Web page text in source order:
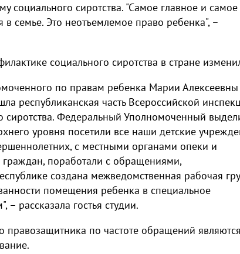
социального сиротства. "Самое главное и самое
в семье. Это неотъемлемое право ребенка", –
социального сиротства в стране
по правам ребенка Марии Алексеевны
республиканская часть Всероссийской
сиротства. Федеральный Уполномоченный
уровня посетили все наши детские
с местными органами опеки и
поработали с обращениями,
создана межведомственная рабочая
помещения ребенка в специальное
рассказала гостья студии.
правозащитника по частоте обращений являются